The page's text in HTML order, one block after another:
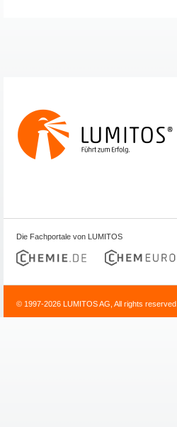
Die Fachportale von LUMITOS
© 1997-2026 LUMITOS AG, All rights reserved